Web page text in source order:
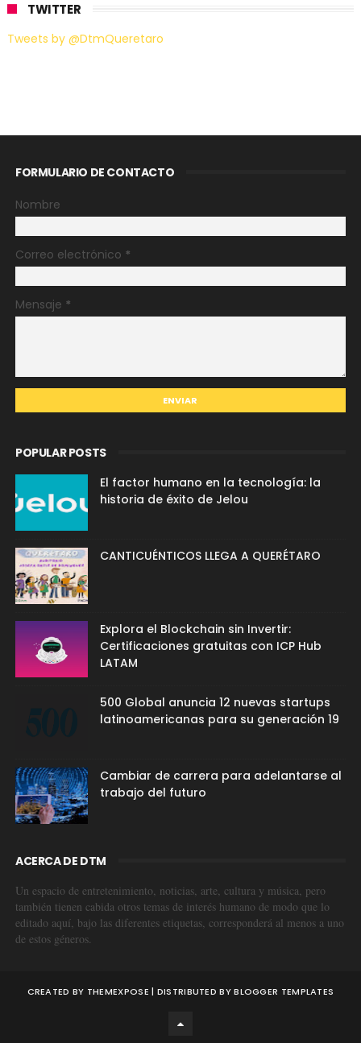
TWITTER
Tweets by @DtmQueretaro
FORMULARIO DE CONTACTO
Nombre
Correo electrónico *
Mensaje *
POPULAR POSTS
El factor humano en la tecnología: la
historia de éxito de Jelou
CANTICUÉNTICOS LLEGA A QUERÉTARO
Explora el Blockchain sin Invertir:
Certificaciones gratuitas con ICP Hub
LATAM
500 Global anuncia 12 nuevas startups
latinoamericanas para su generación 19
Cambiar de carrera para adelantarse al
trabajo del futuro
ACERCA DE DTM
Un espacio de entretenimiento, noticias, arte, cultura y música, pero
también tienen cabida otros temas de interés humano de modo que lo
editado aquí, bajo las diferentes etiquetas, corresponderá al menos a uno
de estos géneros.
CREATED BY THEMEXPOSE | DISTRIBUTED BYBLOGGER TEMPLATES